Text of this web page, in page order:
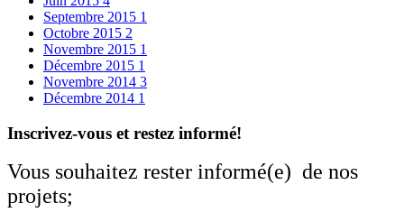
Septembre 2015 1
Octobre 2015 2
Novembre 2015 1
Décembre 2015 1
Novembre 2014 3
Décembre 2014 1
Inscrivez-vous et restez informé!
Vous souhaitez rester informé(e) de nos
projets;